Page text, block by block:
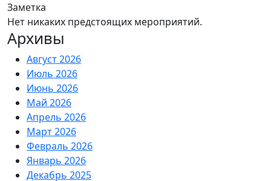
Заметка
Нет никаких предстоящих мероприятий.
Архивы
Август 2026
Июль 2026
Июнь 2026
Май 2026
Апрель 2026
Март 2026
Февраль 2026
Январь 2026
Декабрь 2025